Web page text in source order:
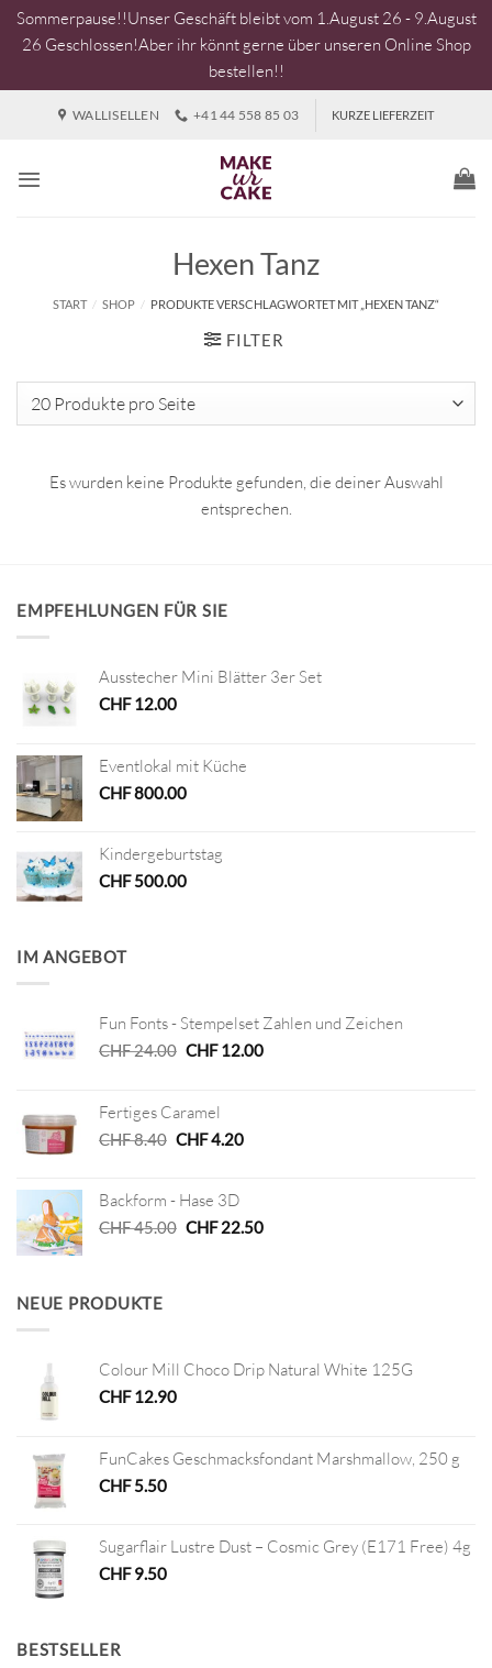
Sommerpause!!Unser Geschäft bleibt vom 1.August 26 - 9.August
26 Geschlossen!Aber ihr könnt gerne über unseren Online Shop
bestellen!!
WALLISELLEN +41 44 558 85 03 KURZE LIEFERZEIT
Hexen Tanz
START / SHOP / PRODUKTE VERSCHLAGWORTET MIT „HEXEN TANZ“
FILTER
Es wurden keine Produkte gefunden, die deiner Auswahl
entsprechen.
EMPFEHLUNGEN FÜR SIE
Ausstecher Mini Blätter 3er Set
CHF12.00
Eventlokal mit Küche
CHF800.00
Kindergeburtstag
CHF500.00
IM ANGEBOT
Fun Fonts - Stempelset Zahlen und Zeichen
CHF24.00 Ursprünglicher
CHF 24.00
CHF12.00Aktueller
Fertiges Caramel
CHF8.40 Ursprünglicher
CHF 8.40
CHF4.20Aktueller
Backform - Hase 3D
CHF45.00 Ursprünglicher
CHF22.50Aktueller
NEUE PRODUKTE
Colour Mill Choco Drip Natural White 125G
CHF12.90
FunCakes Geschmacksfondant Marshmallow, 250 g
CHF5.50
Sugarflair Lustre Dust – Cosmic Grey (E171 Free) 4g
CHF9.50
BESTSELLER